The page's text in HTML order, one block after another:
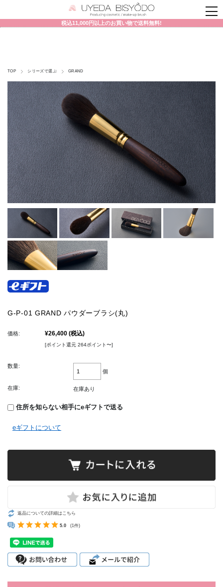
税込11,000円以上のお買い物で送料無料!
TOP シリーズで選ぶ GRAND
G-P-01 GRAND パウダーブラシ(丸)
価格: ¥26,400 (税込)
[ポイント還元 264ポイント〜]
数量:
個
在庫: 在庫あり
住所を知らない相手にeギフトで送る
eギフトについて
返品についての詳細はこちら
5.0 (1件)